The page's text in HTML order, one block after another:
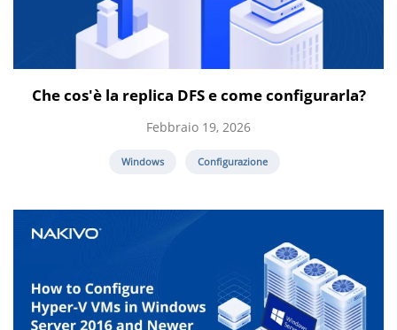
Che cos'è la replica DFS e come configurarla?
Febbraio 19, 2026
Windows Configurazione